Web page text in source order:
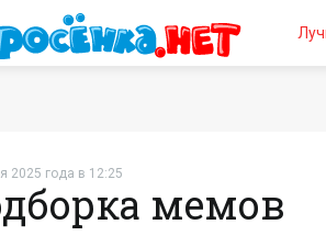
2025 года в 12:25
мемов